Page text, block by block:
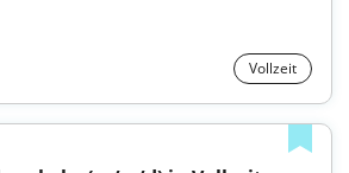
Vollzeit